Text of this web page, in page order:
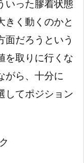
いった膠着状態
きく動くのかと
面だろうという
を取りに行くな
がら、十分に
してポジション